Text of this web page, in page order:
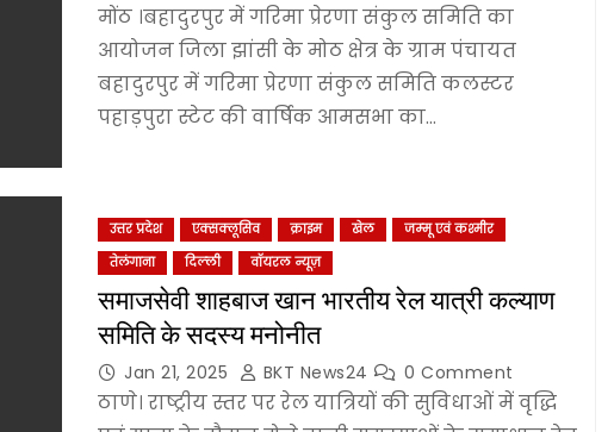
मोंठ ।बहादुरपुर में गरिमा प्रेरणा संकुल समिति का
आयोजन जिला झांसी के मोठ क्षेत्र के ग्राम पंचायत
बहादुरपुर में गरिमा प्रेरणा संकुल समिति कलस्टर
पहाड़पुरा स्टेट की वार्षिक आमसभा का…
उत्तर प्रदेश एक्सक्लूसिव क्राइम खेल
जम्‍मू एवं कश्‍मीर
तेलंगाना
दिल्‍ली वॉयरल न्यूज़
समाजसेवी शाहबाज खान भारतीय रेल यात्री कल्याण
समिति के सदस्य मनोनीत
Jan 21, 2025 BKT News24 0 Comment
ठाणे। राष्ट्रीय स्तर पर रेल यात्रियों की सुविधाओं में वृद्धि